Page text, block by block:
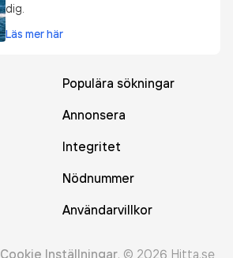
dig.
Läs mer här
Populära sökningar
Annonsera
Integritet
Nödnummer
Användarvillkor
Cookie Inställningar. © 2026 Hitta.se